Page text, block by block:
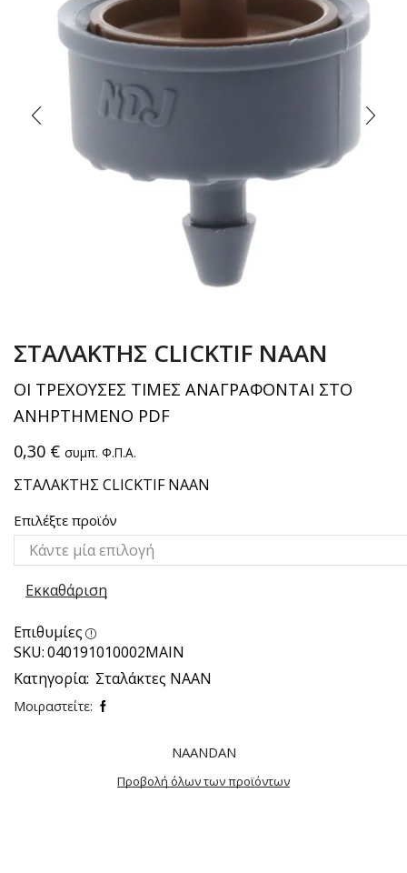
ΣΤΑΛΑΚΤΗΣ CLICKTIF ΝΑΑΝ
ΟΙ ΤΡΕΧΟΥΣΕΣ ΤΙΜΕΣ ΑΝΑΓΡΑΦΟΝΤΑΙ ΣΤΟ
ΑΝΗΡΤΗΜΕΝΟ PDF
0,30 € συμπ. Φ.Π.Α.
ΣΤΑΛΑΚΤΗΣ CLICKTIF ΝΑΑΝ
Επιλέξτε προϊόν
Εκκαθάριση
Επιθυμίες
SKU:040191010002ΜΑΙΝ
Κατηγορία: Σταλάκτες NAAN
Μοιραστείτε:
NAANDAN
Προβολή όλων των προϊόντων